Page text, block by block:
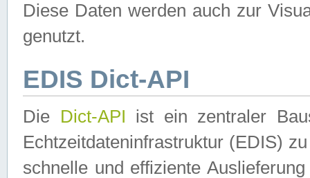
Diese Daten werden auch zur
genutzt.
EDIS Dict-API
Die Dict-API ist ein zentraler
Echtzeitdateninfrastruktur (EDIS)
schnelle und effiziente